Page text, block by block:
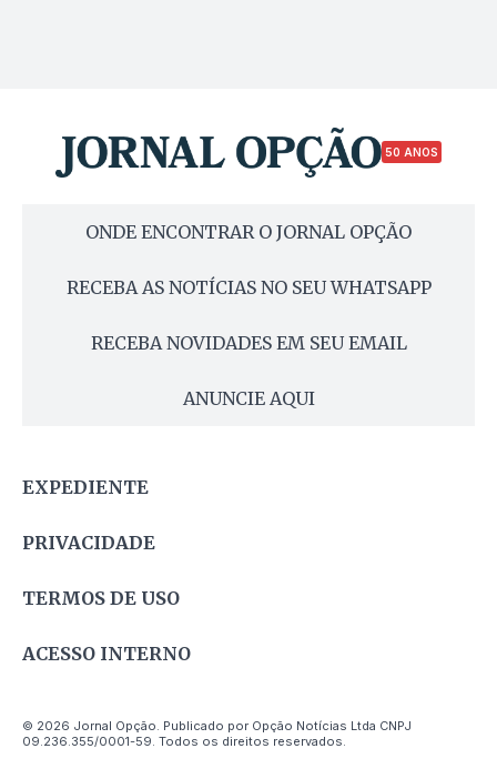
50 ANOS
ONDE ENCONTRAR O JORNAL OPÇÃO
RECEBA AS NOTÍCIAS NO SEU WHATSAPP
RECEBA NOVIDADES EM SEU EMAIL
ANUNCIE AQUI
EXPEDIENTE
PRIVACIDADE
TERMOS DE USO
ACESSO INTERNO
© 2026 Jornal Opção. Publicado por Opção Notícias Ltda CNPJ
09.236.355/0001-59. Todos os direitos reservados.